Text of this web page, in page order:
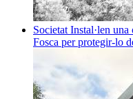
Societat Instal·len
Fosca per protegir-lo